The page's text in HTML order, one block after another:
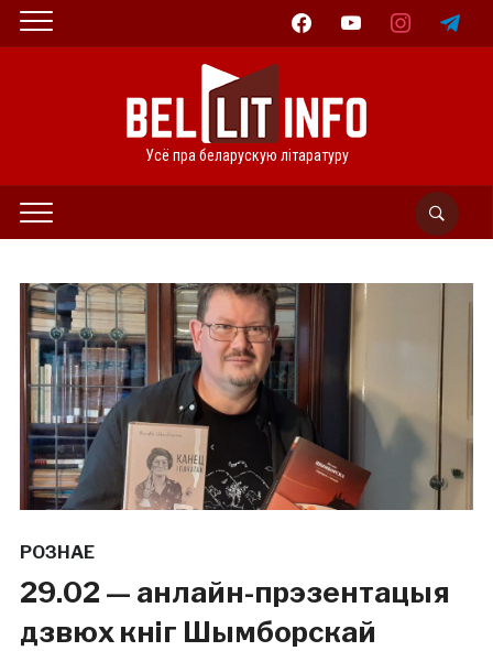
facebookyoutube instagramtelegram
Усё пра беларускую літаратуру
РОЗНАЕ
29.02 — анлайн-прэзентацыя
дзвюх кніг Шымборскай